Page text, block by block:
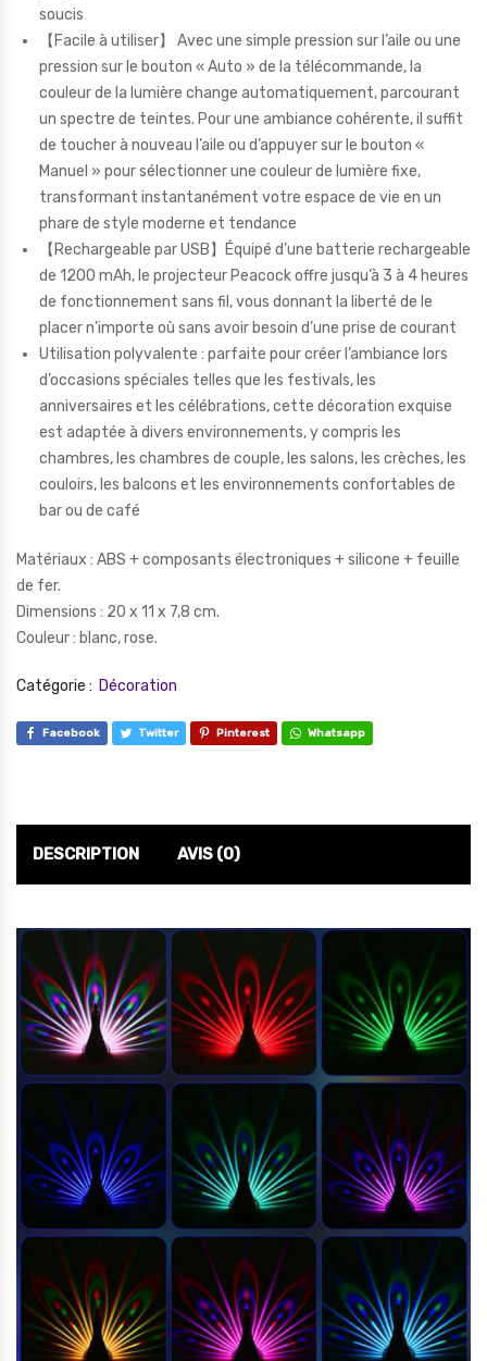
soucis
【Facile à utiliser】 Avec une simple pression sur l’aile ou une
pression sur le bouton « Auto » de la télécommande, la
couleur de la lumière change automatiquement, parcourant
un spectre de teintes. Pour une ambiance cohérente, il suffit
de toucher à nouveau l’aile ou d’appuyer sur le bouton «
Manuel » pour sélectionner une couleur de lumière fixe,
transformant instantanément votre espace de vie en un
phare de style moderne et tendance
【Rechargeable par USB】Équipé d’une batterie rechargeable
de 1200 mAh, le projecteur Peacock offre jusqu’à 3 à 4 heures
de fonctionnement sans fil, vous donnant la liberté de le
placer n’importe où sans avoir besoin d’une prise de courant
Utilisation polyvalente : parfaite pour créer l’ambiance lors
d’occasions spéciales telles que les festivals, les
anniversaires et les célébrations, cette décoration exquise
est adaptée à divers environnements, y compris les
chambres, les chambres de couple, les salons, les crèches, les
couloirs, les balcons et les environnements confortables de
bar ou de café
Matériaux : ABS + composants électroniques + silicone + feuille
de fer.
Dimensions : 20 x 11 x 7,8 cm.
Couleur : blanc, rose.
Catégorie : Décoration
Facebook Twitter Pinterest Whatsapp
DESCRIPTION AVIS (0)